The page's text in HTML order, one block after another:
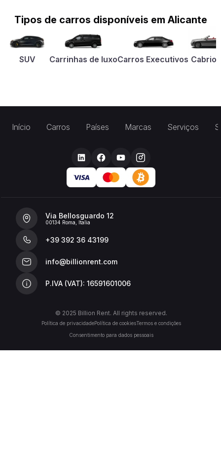
Tipos de carros disponíveis em Alicante
SUV Carrinhas de luxoCarros Executivos
Início Carros Países Marcas Serviços
Via Bellosguardo 12
00134 Roma, Italia
+39 392 36 43199
info@billionrent.com
P.IVA (VAT): 16591601006
© 2025 Billion Rent. All rights reserved.
Política de privacidadePolítica de cookiesTermos e condições
Consentimento para dados pessoais